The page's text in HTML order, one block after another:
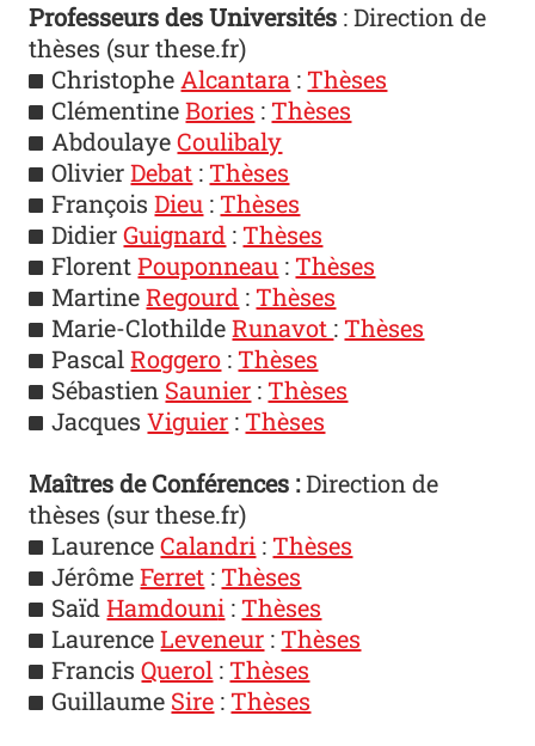
Professeurs des Universités : Direction de
thèses (sur these.fr)
Christophe Alcantara : Thèses
ClémentineBories : Thèses
AbdoulayeCoulibaly
OlivierDebat : Thèses
FrançoisDieu : Thèses
DidierGuignard : Thèses
FlorentPouponneau : Thèses
MartineRegourd : Thèses
Marie-ClothildeRunavot : Thèses
PascalRoggero : Thèses
Sébastien Saunier : Thèses
JacquesViguier : Thèses
Maîtres de Conférences :Direction de
thèses (sur these.fr)
LaurenceCalandri : Thèses
JérômeFerret : Thèses
SaïdHamdouni : Thèses
LaurenceLeveneur : Thèses
FrancisQuerol : Thèses
Guillaume Sire : Thèses